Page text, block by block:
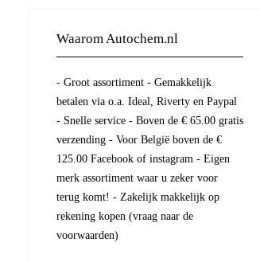
Waarom Autochem.nl
- Groot assortiment - Gemakkelijk
betalen via o.a. Ideal, Riverty en Paypal
- Snelle service - Boven de € 65.00 gratis
verzending - Voor België boven de €
125.00 Facebook of instagram - Eigen
merk assortiment waar u zeker voor
terug komt! - Zakelijk makkelijk op
rekening kopen (vraag naar de
voorwaarden)